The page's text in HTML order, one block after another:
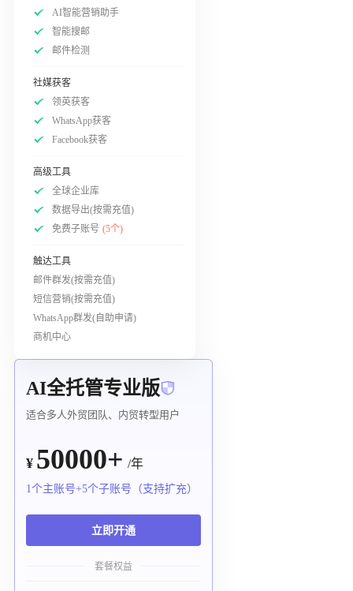
AI智能营销助手
智能搜邮
邮件检测
社媒获客
领英获客
WhatsApp获客
Facebook获客
高级工具
全球企业库
数据导出(按需充值)
免费子账号 (5个)
触达工具
邮件群发(按需充值)
短信营销(按需充值)
WhatsApp群发(自助申请)
商机中心
AI全托管专业版
适合多人外贸团队、内贸转型用户
¥ 50000+ /年
1个主账号+5个子账号（支持扩充）
立即开通
套餐权益